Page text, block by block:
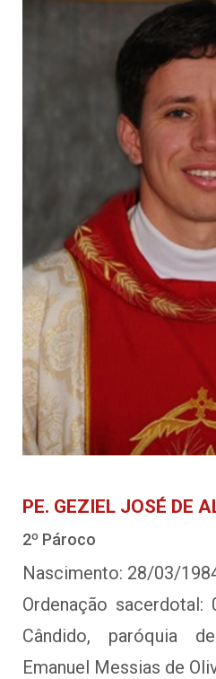
PE. GEZIEL JOSÉ DE
2º Pároco
Nascimento: 28/03/
Ordenação
Cândido, paróquia
Emanuel Messias de